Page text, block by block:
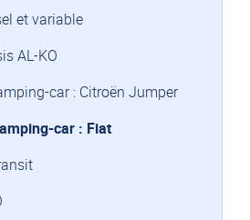
et variable
AL-KO
car : Citroën Jumper
car : Fiat